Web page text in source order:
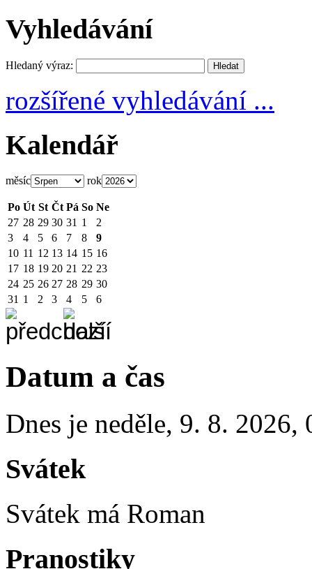
Vyhledávání
Hledaný výraz:
rozšířené vyhledávání ...
Kalendář
měsíc rok
Po Út St Čt Pá So Ne
27 28 29 30 31 1
2
3
4 5 6 7 8
9
10 11 12 13 14 15 16
17 18 19 20 21 22 23
24 25 26 27 28 29 30
31 1 2 3 4 5 6
Datum a čas
Dnes je neděle, 9. 8. 2026,
Svátek
Svátek má Roman
Pranostiky